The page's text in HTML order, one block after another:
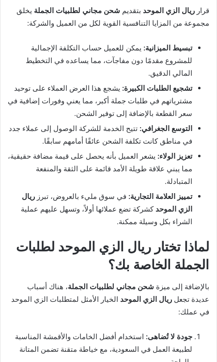
قرار ريال الزي الموحد بتقديم شحن مجاني لطلبيات الجملة يخلق
مجموعة من المزايا التنافسية القوية لكل من العميل والشركة:
تبسيط الميزانية: يمكن للعميل حساب التكلفة الإجمالية
للمشروع مقدمًا دون مفاجآت، مما يساعده في التخطيط
المالي الدقيق.
تشجيع الطلبات الكبيرة: يشجع هذا العرض العملاء على توحيد
مشترياتهم في طلبات جملة أكبر، مما يعني وفورات إضافية في
سعر القطعة بالإضافة إلى توفير الشحن.
التوسع الجغرافي: تتيح الخدمة للشركة الوصول إلى عملاء جدد
في مناطق كانت تكلفة الشحن عائقًا أمامهم سابقًا.
تعزيز الولاء: يشعر العميل بأنه يحصل على قيمة مضافة حقيقية،
مما يبني علاقة طويلة الأمد قائمة على الثقة والمنفعة
المتبادلة.
تمييز العلامة التجارية: في سوق مليء بالعروض، تبرز ريال
الزي الموحد كشركة تضع عملائها أولاً، وتسهل عليهم عملية
الشراء بكل وسيلة ممكنة.
لماذا تختار ريال الزي الموحد لطلبات
الجملة الخاصة بك؟
بالإضافة إلى ميزة شحن مجاني لطلبيات الجملة، هناك أسباب
عديدة تجعل ريال الزي الموحد الخيار الأمثل لمتطلبات الزي الموحد
في عملك:
جودة لا تُضاهى: استخدام أفضل الخامات والأقمشة المناسبة
لطبيعة العمل في السعودية، مع خياطة متقنة تضمن المتانة